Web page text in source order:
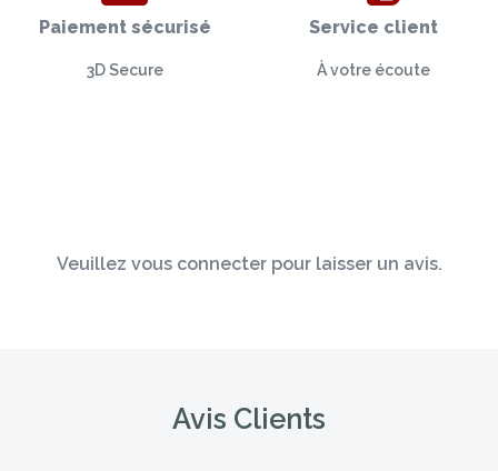
Paiement sécurisé
3D Secure
Service client
À votre écoute
Veuillez vous connecter pour laisser un avis.
Avis Clients